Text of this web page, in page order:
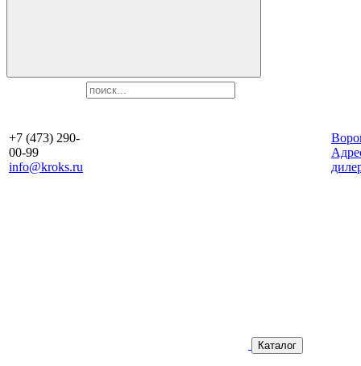
+7 (473) 290-
00-99
info@kroks.ru
Каталог